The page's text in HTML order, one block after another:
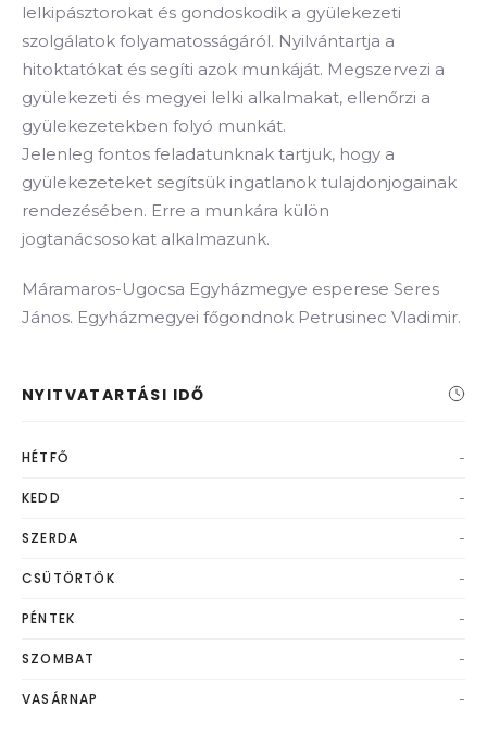
lelkipásztorokat és gondoskodik a gyülekezeti
szolgálatok folyamatosságáról. Nyilvántartja a
hitoktatókat és segíti azok munkáját. Megszervezi a
gyülekezeti és megyei lelki alkalmakat, ellenőrzi a
gyülekezetekben folyó munkát.
Jelenleg fontos feladatunknak tartjuk, hogy a
gyülekezeteket segítsük ingatlanok tulajdonjogainak
rendezésében. Erre a munkára külön
jogtanácsosokat alkalmazunk.
Máramaros-Ugocsa Egyházmegye esperese Seres
János. Egyházmegyei főgondnok Petrusinec Vladimir.
NYITVATARTÁSI IDŐ
HÉTFŐ -
KEDD -
SZERDA -
CSÜTÖRTÖK -
PÉNTEK -
SZOMBAT -
VASÁRNAP -